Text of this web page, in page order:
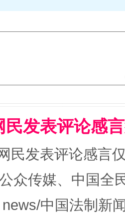
！等你上场
民发表评论感
民发表评论感言
众传媒、中国全
中国法制新